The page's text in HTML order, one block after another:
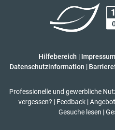
Hilfebereich | Impressum
Datenschutzinformation |
Professionelle und gewerbliche
vergessen? | Feedback |
Gesuche lesen |